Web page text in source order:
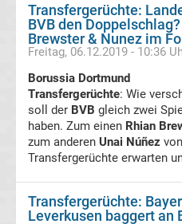
Bundesliga
Tabelle
Ligue
1
Ergebnisse
Ligue
Transfergerüchte:
BVB den Doppelschlag?
Brewster & Nunez im
Freitag, 06.12.2019 - 10:36
Borussia Dortmund
Transfergerüchte: Wie
soll der BVB gleich zwei
haben. Zum einen Rhian
zum anderen Unai Núñez
Transfergerüchte erwarten
Transfergerüchte: Bayer
Leverkusen baggert an